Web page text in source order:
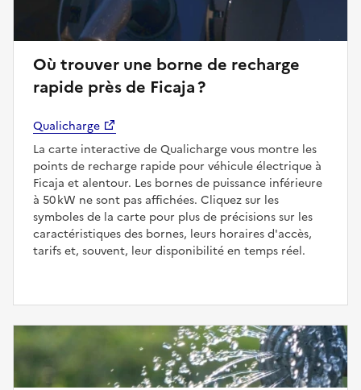
Où trouver une borne de recharge
rapide près de Ficaja ?
Qualicharge
La carte interactive de Qualicharge vous montre les
points de recharge rapide pour véhicule électrique à
Ficaja et alentour. Les bornes de puissance inférieure
à 50 kW ne sont pas affichées. Cliquez sur les
symboles de la carte pour plus de précisions sur les
caractéristiques des bornes, leurs horaires d'accès,
tarifs et, souvent, leur disponibilité en temps réel.